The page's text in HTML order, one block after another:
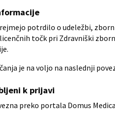
potrdilo o udeležbi,
točk pri Zdravniški
je na voljo na naslednji
k prijavi
preko portala Domus